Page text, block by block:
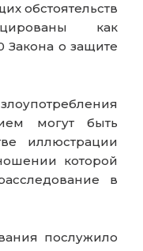
обстоятельств
как
Закона о защите
могут быть
иллюстрации
которой
в
послужило